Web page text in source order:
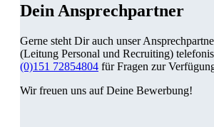
Dein Ansprechpartner
Gerne steht Dir auch unser
(Leitung Personal und Recruiting)
(0)151 72854804 für Fragen zur
Wir freuen uns auf Deine Bewerbung!